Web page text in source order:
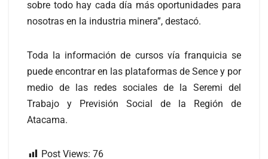
sobre todo hay cada día más oportunidades para
nosotras en la industria minera”, destacó.
Toda la información de cursos vía franquicia se
puede encontrar en las plataformas de Sence y por
medio de las redes sociales de la Seremi del
Trabajo y Previsión Social de la Región de
Atacama.
Post Views: 76